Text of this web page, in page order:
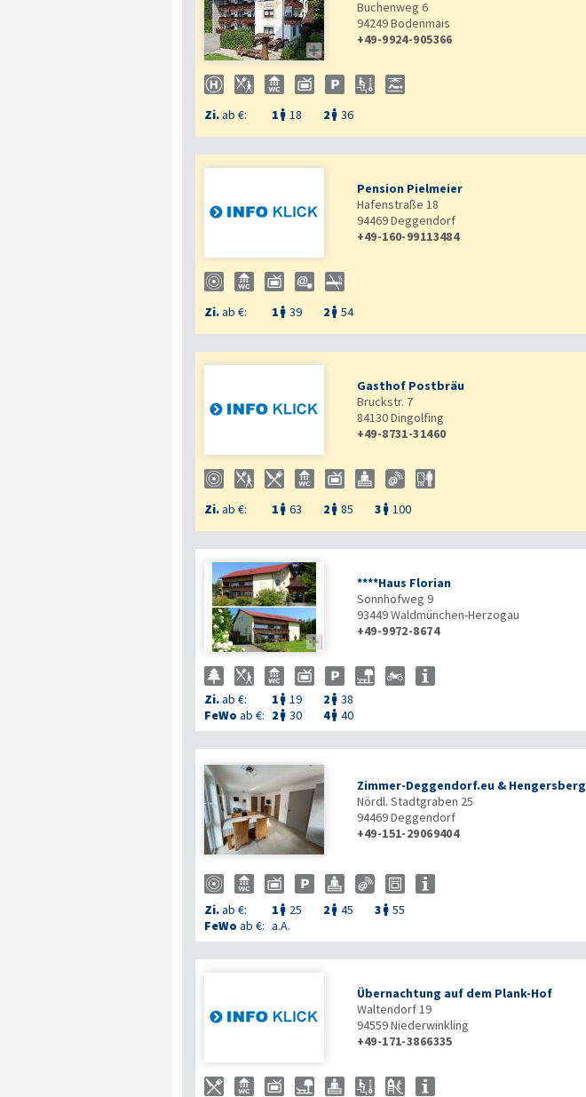

Buchenweg 6
94249Bodenmais
+49-9924-905366
Zi.ab €: 1  18 2  36
Pension Pielmeier
Hafenstraße 18
94469Deggendorf
+49-160-99113484
Zi.ab €: 1  39 2  54
Gasthof Postbräu
Bruckstr. 7
84130Dingolfing
+49-8731-31460
Zi.ab €: 1  63 2  85 3  100

****Haus Florian
Sonnhofweg 9
93449Waldmünchen-Herzogau
+49-9972-8674
Zi.ab €: 1  19 2  38
FeWo ab €: 2  30 4 40
Zimmer-Deggendorf.eu & Hengersberg
Nördl. Stadtgraben 25
94469Deggendorf
+49-151-29069404
Zi.ab €: 1  25 2  45 3  55
FeWo ab €: a.A.
Übernachtung auf dem Plank-Hof
Waltendorf 19
94559Niederwinkling
+49-171-3866335